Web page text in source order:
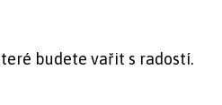
budete vařit s radostí.